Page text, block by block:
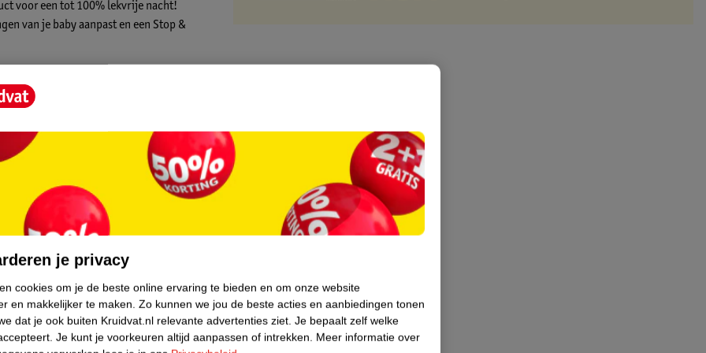
voor een tot 100% lekvrije nacht!
van je baby aanpast en een Stop &
te verschonen, zelfs als je baby
ze uit te trekken, rolt ze op en gebruikt de
Pampers Night Pants zijn
en Standard 100 gecertificeerd door
nacht
voorkomen
van je baby voor een goede nachtrust
plakken en weggooien
je privacy
cookies om je de beste online ervaring te bieden en om onze website
en makkelijker te maken. Zo kunnen we jou de beste acties en aanbiedingen tonen
dat je ook buiten Kruidvat.nl relevante advertenties ziet. Je bepaalt zelf welke
Je kunt je voorkeuren altijd aanpassen of intrekken. Meer informatie over